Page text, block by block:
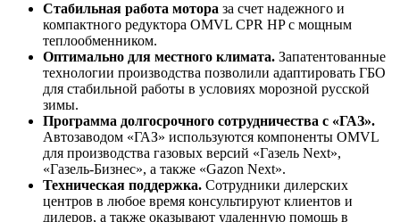
Стабильная работа мотора за счет надежного и
компактного редуктора OMVL CPR HP с мощным
теплообменником.
Оптимально для местного климата. Запатентованные
технологии производства позволили адаптировать ГБО
для стабильной работы в условиях морозной русской
зимы.
Программа долгосрочного сотрудничества с «ГАЗ».
Автозаводом «ГАЗ» используются компоненты OMVL
для производства газовых версий «Газель Next»,
«Газель-Бизнес», а также «Gazon Next».
Техническая поддержка. Сотрудники дилерских
центров в любое время консультируют клиентов и
дилеров, а также оказывают удаленную помощь в